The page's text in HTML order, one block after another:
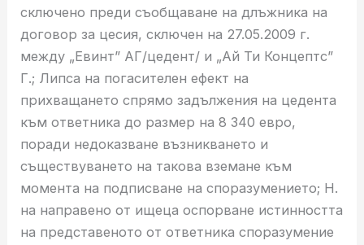
сключено преди съобщаване на длъжника на
договор за цесия, сключен на 27.05.2009 г.
между „Евинт” АГ/цедент/ и „Ай Ти Концептс”
Г.; Липса на погасителен ефект на
прихващането спрямо задължения на цедента
към ответника до размер на 8 340 евро,
поради недоказване възникването и
съществуването на такова вземане към
момента на подписване на споразумението; Н.
на направено от ищеца оспорване истинността
на представеното от ответника споразумение